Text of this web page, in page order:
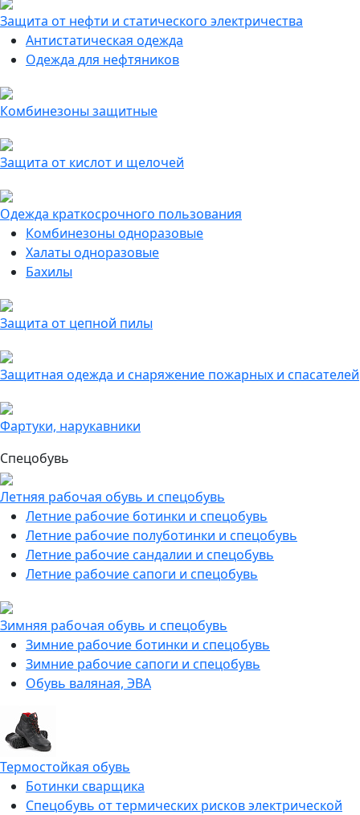
Защита от нефти и статического электричества
Антистатическая одежда
Одежда для нефтяников
Комбинезоны защитные
Защита от кислот и щелочей
Одежда краткосрочного пользования
Комбинезоны одноразовые
Халаты одноразовые
Бахилы
Защита от цепной пилы
Защитная одежда и снаряжение пожарных и спасателей
Фартуки, нарукавники
Спецобувь
Летняя рабочая обувь и спецобувь
Летние рабочие ботинки и спецобувь
Летние рабочие полуботинки и спецобувь
Летние рабочие сандалии и спецобувь
Летние рабочие сапоги и спецобувь
Зимняя рабочая обувь и спецобувь
Зимние рабочие ботинки и спецобувь
Зимние рабочие сапоги и спецобувь
Обувь валяная, ЭВА
Термостойкая обувь
Ботинки сварщика
Спецобувь от термических рисков электрической